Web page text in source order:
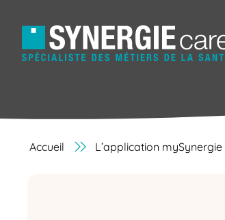
Accueil L’application mySynergie